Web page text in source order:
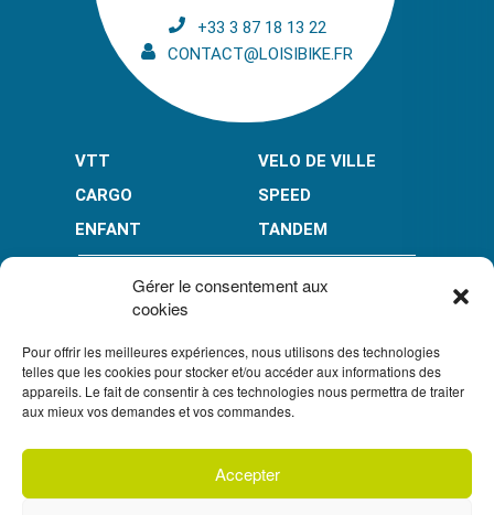
Gérer le consentement aux
cookies
Pour offrir les meilleures expériences, nous utilisons des technologies
telles que les cookies pour stocker et/ou accéder aux informations des
appareils. Le fait de consentir à ces technologies nous permettra de traiter
aux mieux vos demandes et vos commandes.
Accepter
notre newsletter
+33 3 87 18 13 22
CONTACT@LOISIBIKE.FR
VTT
VELO DE VILLE
CARGO
SPEED
ENFANT
TANDEM
PAIEMENT EN PLUSIEURS FOIS* :
LIMITÉ À 3000 € POUR LE 10X. LIMITÉ À 6000 € POUR LE 3X ET 4X.
CONDITION GÉNÉRALES DE VENTE
POLITIQUE DE CONFIDENTIALITÉ